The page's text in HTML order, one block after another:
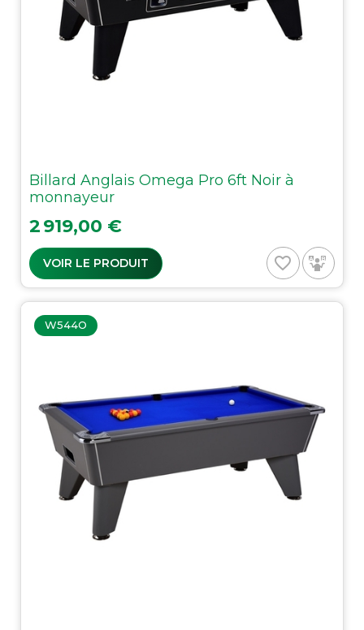
Billard Anglais Omega Pro 6ft Noir à
monnayeur
Prix
2 919,00 €
VOIR LE PRODUIT favorite_border
W544O